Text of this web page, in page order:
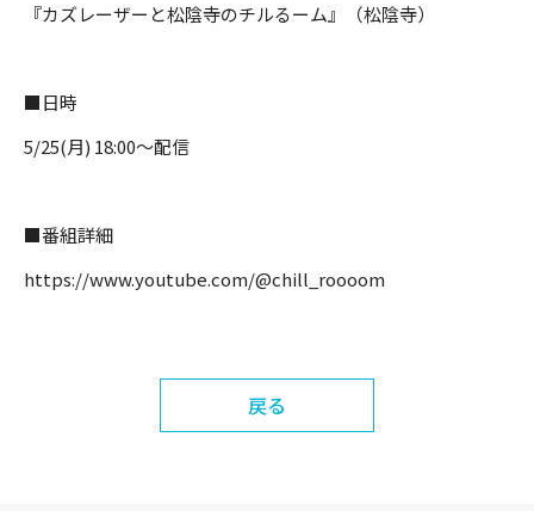
『カズレーザーと松陰寺のチルるーム』（松陰寺）
■日時
5/25(月) 18:00～配信
■番組詳細
https://www.youtube.com/@chill_roooom
戻る